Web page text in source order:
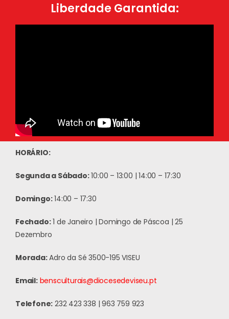
Liberdade Garantida:
HORÁRIO:
Segunda a Sábado:10:00 – 13:00 | 14:00 – 17:30
Domingo:14:00 – 17:30
Fechado:1 de Janeiro | Domingo de Páscoa | 25
Dezembro
Morada:Adro da Sé 3500-195 VISEU
Email: bensculturais@diocesedeviseu.pt
Telefone: 232 423 338 | 963 759 923